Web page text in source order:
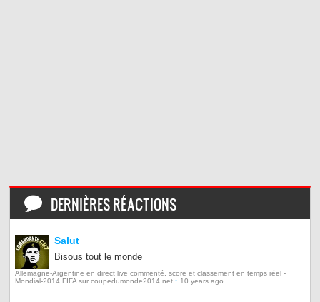
DERNIÈRES RÉACTIONS
Salut
Bisous tout le monde
Allemagne-Argentine en direct live commenté, score et classement en temps réel -
Mondial-2014 FIFA sur coupedumonde2014.net · 10 years ago